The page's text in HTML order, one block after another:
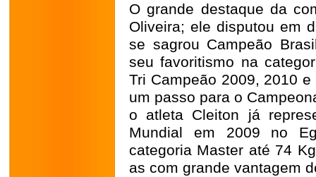
O grande destaque da
Oliveira; ele disputou em
se sagrou Campeão
seu favoritismo na
Tri Campeão 2009, 2010
um passo para o
o atleta Cleiton já
Mundial em 2009 no
categoria Master até 74
as com grande vantagem